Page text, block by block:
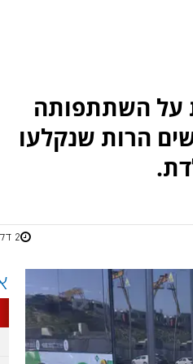
על השתתפותה
הרות שנקלעו
2 דקות